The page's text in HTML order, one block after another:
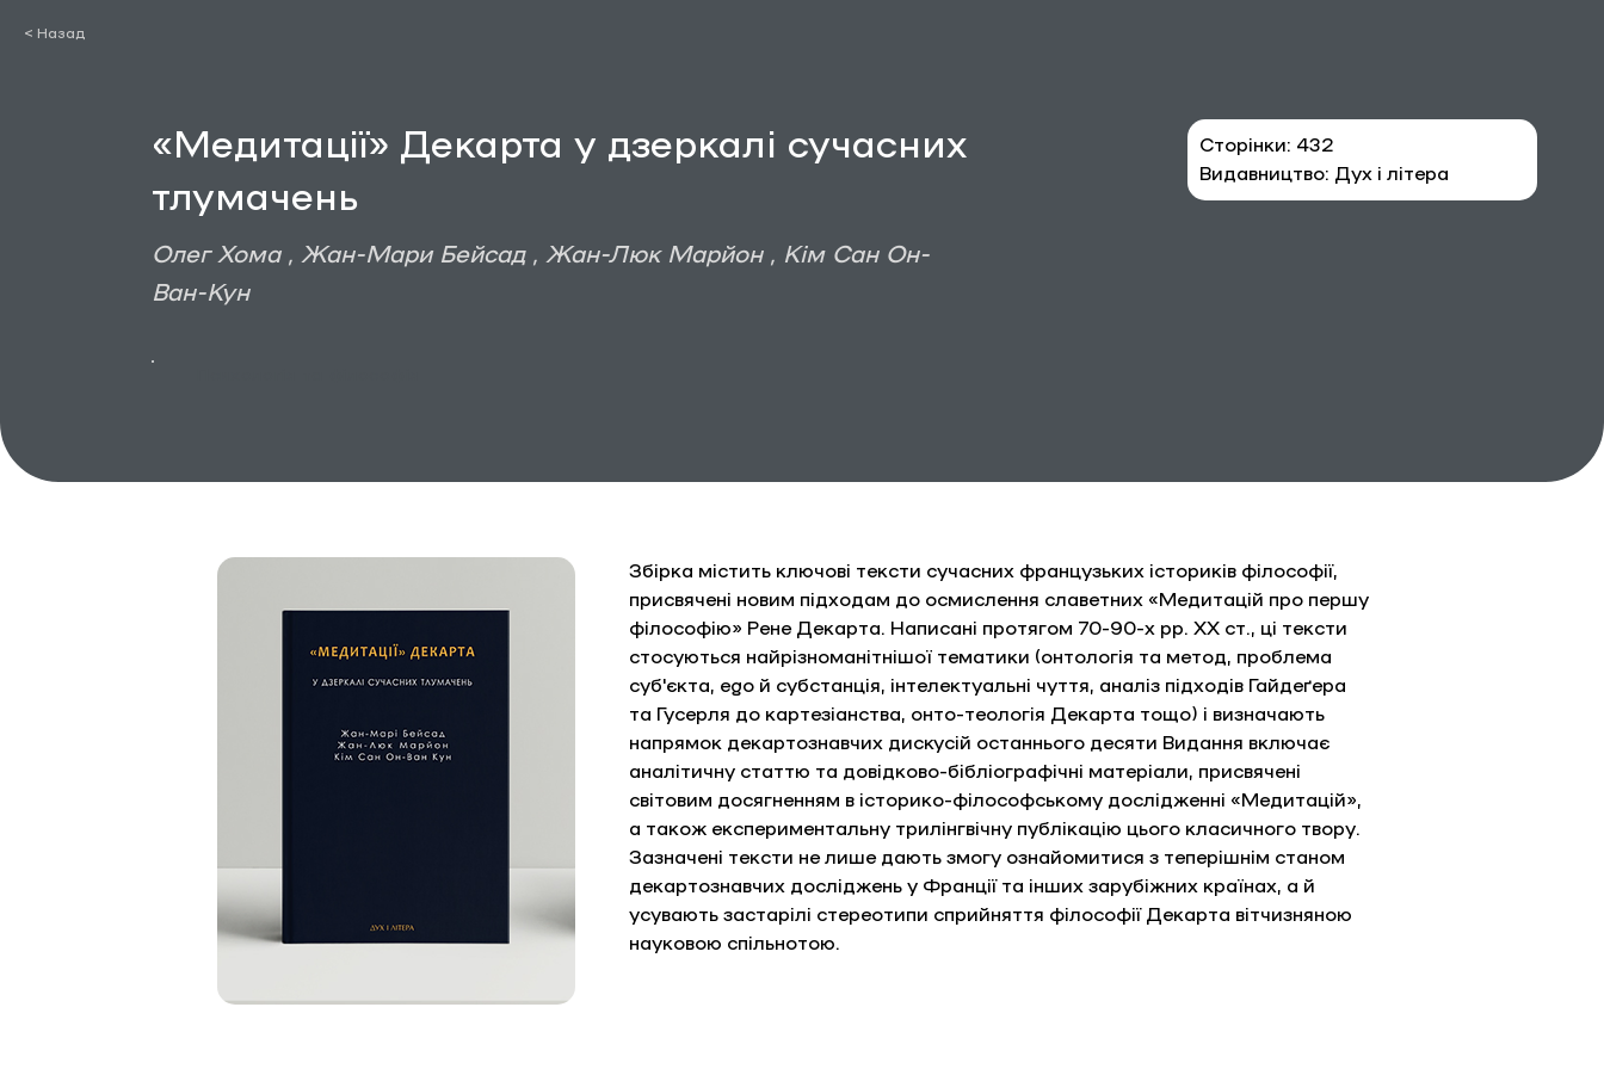
< Назад
«Медитації» Декарта у дзеркалі сучасних
тлумачень
Олег Хома , Жан-Мари Бейсад , Жан-Люк Марйон , Кім Сан Он-
Ван-Кун
Сторінки: 432
Видавництво: Дух і літера
Збірка містить ключові тексти сучасних французьких істориків філософії,
присвячені новим підходам до осмислення славетних «Медитацій про першу
філософію» Рене Декарта. Написані протягом 70-90-х рр. ХХ ст., ці тексти
стосуються найрізноманітнішої тематики (онтологія та метод, проблема
суб'єкта, ego й субстанція, інтелектуальні чуття, аналіз підходів Гайдеґера
та Гусерля до картезіанства, онто-теологія Декарта тощо) і визначають
напрямок декартознавчих дискусій останнього десяти Видання включає
аналітичну статтю та довідково-бібліографічні матеріали, присвячені
світовим досягненням в історико-філософському дослідженні «Медитацій»,
а також експериментальну трилінгвічну публікацію цього класичного твору.
Зазначені тексти не лише дають змогу ознайомитися з теперішнім станом
декартознавчих досліджень у Франції та інших зарубіжних країнах, а й
усувають застарілі стереотипи сприйняття філософії Декарта вітчизняною
науковою спільнотою.